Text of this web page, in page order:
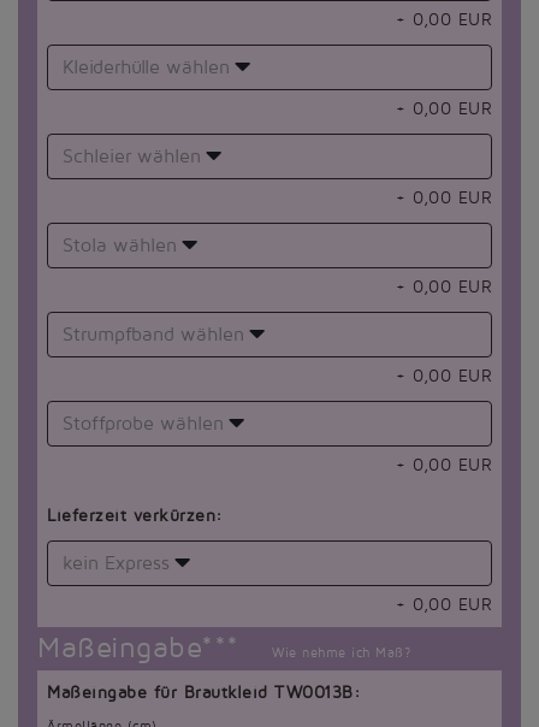
+ 0,00 EUR
Kleiderhülle wählen
+ 0,00 EUR
Schleier wählen
+ 0,00 EUR
Stola wählen
+ 0,00 EUR
Strumpfband wählen
+ 0,00 EUR
Stoffprobe wählen
+ 0,00 EUR
Lieferzeit verkürzen:
kein Express
+ 0,00 EUR
Maßeingabe*** Wie nehme ich Maß?
Maßeingabe für Brautkleid TW0013B: